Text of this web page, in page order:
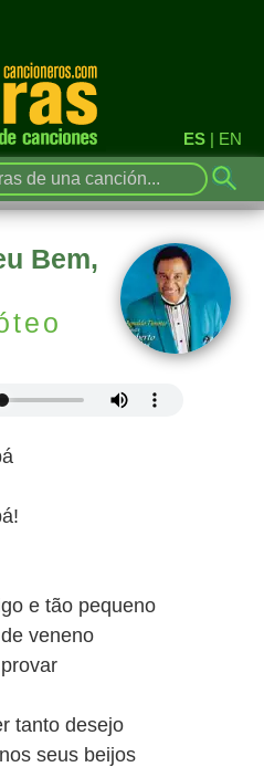
ES | EN
Bem,
e tão pequeno
veneno
tanto desejo
seus beijos